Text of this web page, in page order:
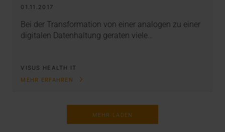
01.11.2017
Bei der Transformation von einer analogen zu einer
digitalen Datenhaltung geraten viele…
VISUS HEALTH IT
MEHR ERFAHREN
MEHR LADEN